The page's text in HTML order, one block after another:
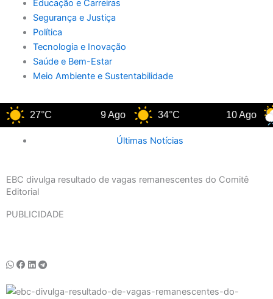
Educação e Carreiras
Segurança e Justiça
Política
Tecnologia e Inovação
Saúde e Bem-Estar
Meio Ambiente e Sustentabilidade
27°C 9 Ago 34°C 10 Ago
Últimas Notícias
EBC divulga resultado de vagas remanescentes do Comitê
Editorial
PUBLICIDADE